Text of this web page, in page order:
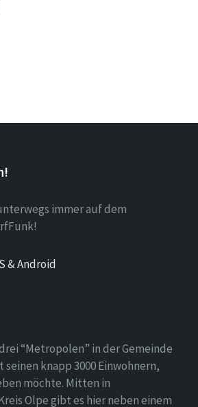
immer auf dem
& Android
“Metropolen” in der Gemeinde
knapp 3000 Einwohnern,
möchte. Mitten in
Olpe gibt es hier neben einem